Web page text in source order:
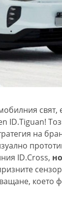
ID.Tiguan!
на
ID.Cross,
което
между